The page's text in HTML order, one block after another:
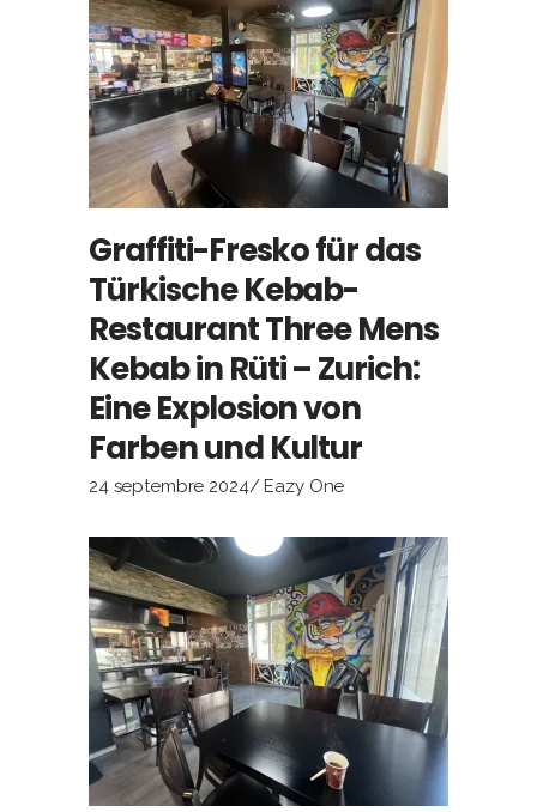
Graffiti-Fresko für das
Türkische Kebab-
Restaurant Three Mens
Kebab in Rüti – Zurich:
Eine Explosion von
Farben und Kultur
24 septembre 2024 Eazy One